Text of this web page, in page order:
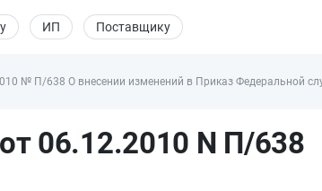
ИП Поставщику
№ П/638 О внесении изменений в Приказ Федеральной
06.12.2010 N П/638